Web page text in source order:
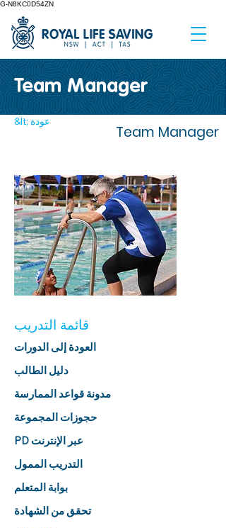
G-N8KC0D54ZN
Team Manager
&lt; عودة
Team Manager
قائمة التدريب
العودة إلى الدورات
دليل الطالب
مدونة قواعد الممارسة
حجوزات المجموعة
PD عبر الإنترنت
التدريب الممول
بوابة المتعلم
تحقق من الشهادة